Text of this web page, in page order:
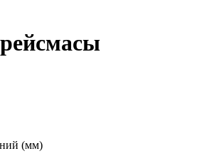
(мм)